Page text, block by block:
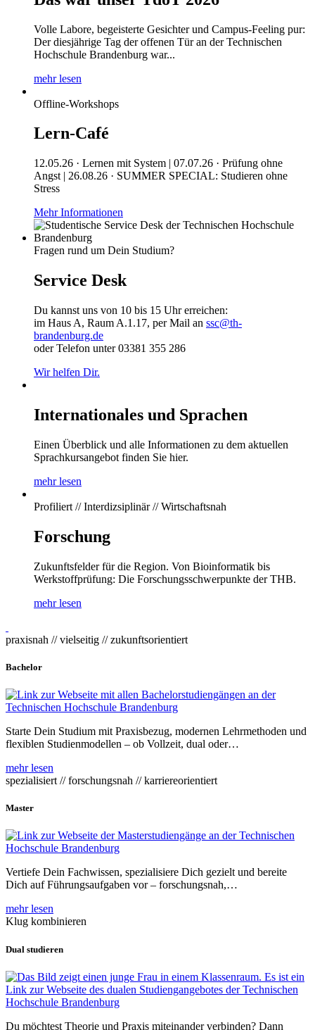
Volle Labore, begeisterte Gesichter und Campus-Feeling pur:
Der diesjährige Tag der offenen Tür an der Technischen
Hochschule Brandenburg war...
mehr lesen
Offline-Workshops
Lern-Café
12.05.26 · Lernen mit System | 07.07.26 · Prüfung ohne
Angst | 26.08.26 · SUMMER SPECIAL: Studieren ohne
Stress
Mehr Informationen
Fragen rund um Dein Studium?
Service Desk
Du kannst uns von 10 bis 15 Uhr erreichen:
im Haus A, Raum A.1.17, per Mail an ssc@th-
brandenburg.de
oder Telefon unter 03381 355 286
Wir helfen Dir.
Internationales und Sprachen
Einen Überblick und alle Informationen zu dem aktuellen
Sprachkursangebot finden Sie hier.
mehr lesen
Profiliert // Interdizsiplinär // Wirtschaftsnah
Forschung
Zukunftsfelder für die Region. Von Bioinformatik bis
Werkstoffprüfung: Die Forschungsschwerpunkte der THB.
mehr lesen
praxisnah // vielseitig // zukunftsorientiert
Bachelor
Starte Dein Studium mit Praxisbezug, modernen Lehrmethoden und
flexiblen Studienmodellen – ob Vollzeit, dual oder…
mehr lesen
spezialisiert // forschungsnah // karriereorientiert
Master
Vertiefe Dein Fachwissen, spezialisiere Dich gezielt und bereite
Dich auf Führungsaufgaben vor – forschungsnah,…
mehr lesen
Klug kombinieren
Dual studieren
Du möchtest Theorie und Praxis miteinander verbinden? Dann